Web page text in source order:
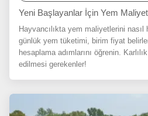
Yeni Başlayanlar İçin Yem
Hayvancılıkta yem maliyetlerini nasıl
günlük yem tüketimi, birim fiyat
hesaplama adımlarını öğrenin.
edilmesi gerekenler!